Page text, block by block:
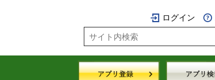
ログイン